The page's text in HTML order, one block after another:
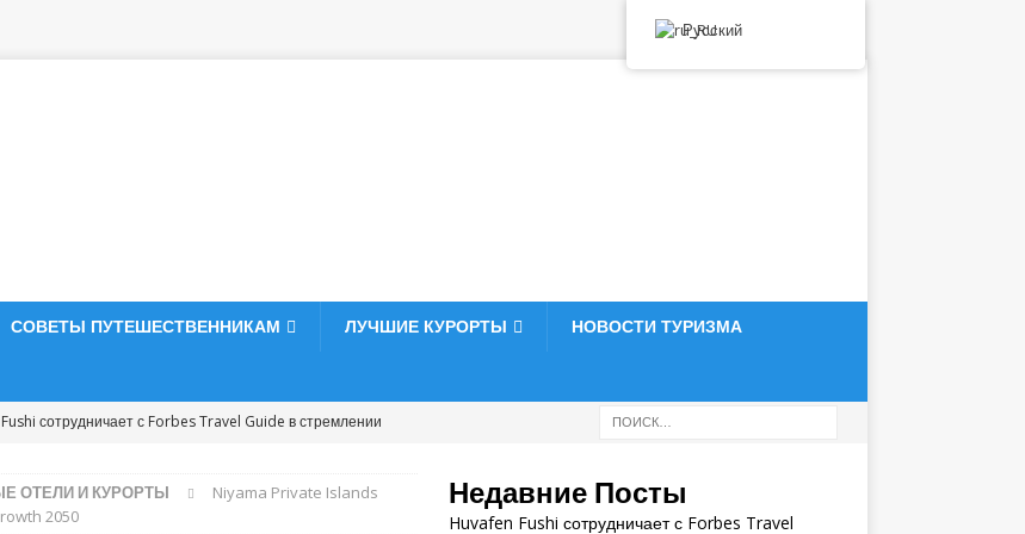
СОВЕТЫ ПУТЕШЕСТВЕННИКАМ ЛУЧШИЕ КУРОРТЫ НОВОСТИ ТУРИЗМА
сотрудничает с Forbes Travel Guide в стремлении
Рождество и Новый год в Vakkaru Maldives
5-
ОТЕЛИ И КУРОРТЫ
Niyama Private Islands
2050
Недавние Посты
Huvafen Fushi сотрудничает с Forbes Travel
Русский